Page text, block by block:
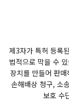
제3자가 특허 등록
법적으로 막을 수
장치를 만들어 판
손해배상 청구, 소
보호 수